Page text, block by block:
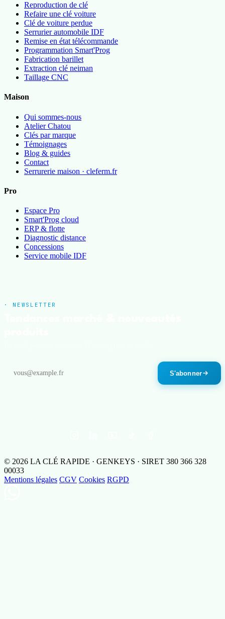
Reproduction de clé
Refaire une clé voiture
Clé de voiture perdue
Serrurier automobile IDF
Remise en état télécommande
Programmation Smart'Prog
Fabrication barillet
Extraction clé neiman
Taillage CNC
Maison
Qui sommes-nous
Atelier Chatou
Clés par marque
Témoignages
Blog & guides
Contact
Serrurerie maison · cleferm.fr
Pro
Espace Pro
Smart'Prog cloud
ERP & flotte
Diagnostic distance
Concessions
Service mobile IDF
· NEWSLETTER
S'abonner
© 2026 LA CLÉ RAPIDE · GENKEYS · SIRET 380 366 328
00033
Mentions légales CGV Cookies RGPD